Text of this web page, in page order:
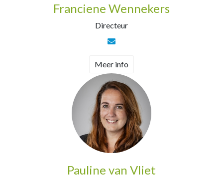
Franciene Wennekers
Directeur
Meer info
Pauline van Vliet